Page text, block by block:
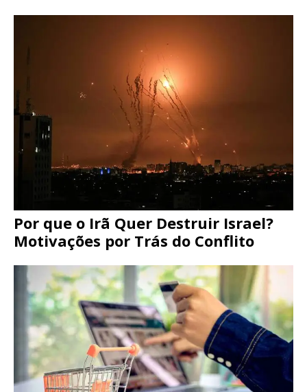
Por que o Irã Quer Destruir Israel?
Motivações por Trás do Conflito